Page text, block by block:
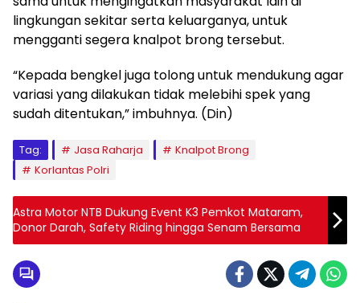
lingkungan sekitar serta keluarganya, untuk
mengganti segera knalpot brong tersebut.
“Kepada bengkel juga tolong untuk mendukung agar
variasi yang dilakukan tidak melebihi spek yang
sudah ditentukan,” imbuhnya. (Din)
Tag: Jasa Raharja
Knalpot Brong
Korlantas Polri
Astra Motor NTB Dukung Event K3 Pemkot Mataram,
Donor Darah, Safety Riding hingga Senam Bersama